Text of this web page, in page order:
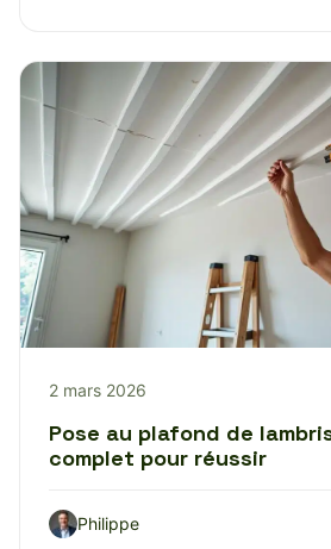
2 mars 2026
Pose au plafond de
complet pour réussir
Philippe